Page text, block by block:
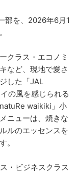
部を、2026年6月1
クラス・エコノミ
など、現地で愛さ
した「JAL
の風を感じられる
waikiki」小
ニューは、焼きな
ルのエッセンスを
。
・ビジネスクラス